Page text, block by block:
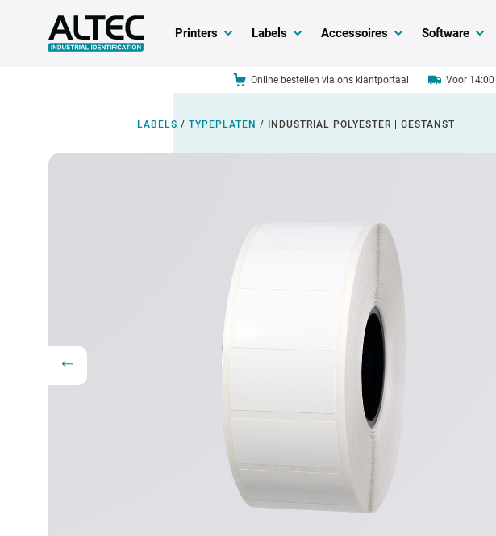
Printers Labels Accessoires Software
Online bestellen via ons klantportaal Voor
LABELS / TYPEPLATEN / INDUSTRIAL POLYESTER | GESTANST